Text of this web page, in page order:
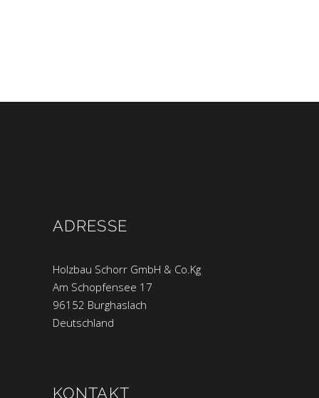
ADRESSE
Holzbau Schorr GmbH & Co.Kg
Am Schopfensee 17
96152 Burghaslach
Deutschland
KONTAKT